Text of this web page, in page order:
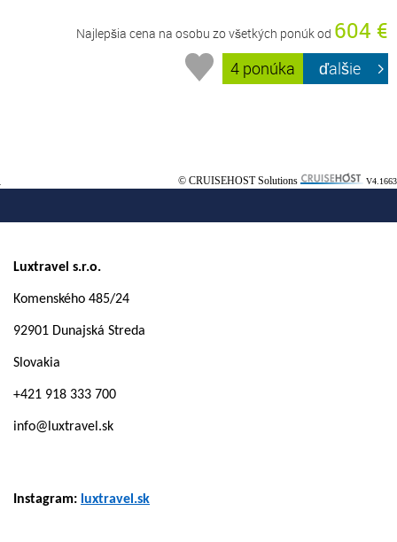
Najlepšia cena na osobu zo všetkých ponúk od 604 €
4 ponúka ďalšie
© CRUISEHOST Solutions V4.1663
Luxtravel s.r.o.
Komenského 485/24
92901 Dunajská Streda
Slovakia
+421 918 333 700
info@luxtravel.sk
Instagram: luxtravel.sk